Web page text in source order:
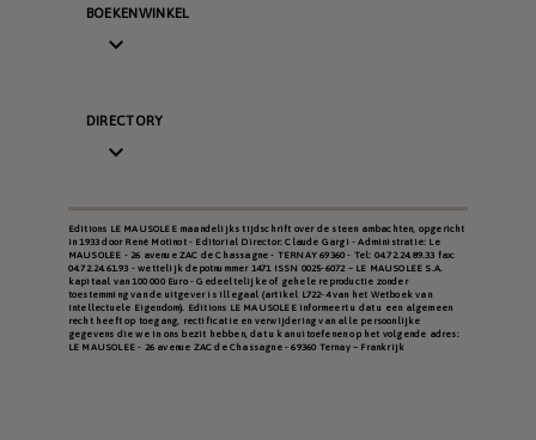
BOEKENWINKEL

DIRECTORY

Editions LE MAUSOLEE maandelijks tijdschrift over de steen ambachten, opgericht
in 1933 door René Motinot - Editorial Director: Claude Gargi - Administratie: Le
MAUSOLEE - 26 avenue ZAC de Chassagne - TERNAY 69360 - Tel: 04.72.24.89.33 fax:
04.72.24.61.93 - wettelijk depotnummer 1471 ISSN 0025-6072 – LE MAUSOLEE S.A.
kapitaal van 100 000 Euro - Gedeeltelijke of gehele reproductie zonder
toestemming van de uitgever is illegaal (artikel L722-4 van het Wetboek van
Intellectuele Eigendom). Editions LE MAUSOLEE informeert u dat u een algemeen
recht heeft op toegang, rectificatie en verwijdering van alle persoonlijke
gegevens die we in ons bezit hebben, dat u kan uitoefenen op het volgende adres:
LE MAUSOLEE - 26 avenue ZAC de Chassagne - 69360 Ternay – Frankrijk